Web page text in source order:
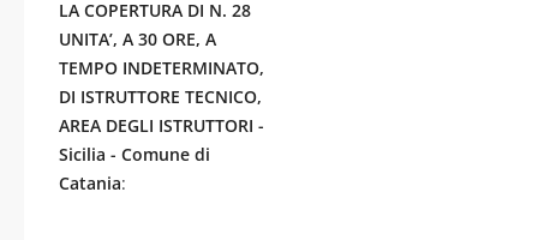
LA COPERTURA DI N. 28
UNITA’, A 30 ORE, A
TEMPO INDETERMINATO,
DI ISTRUTTORE TECNICO,
AREA DEGLI ISTRUTTORI -
Sicilia - Comune di
Catania: